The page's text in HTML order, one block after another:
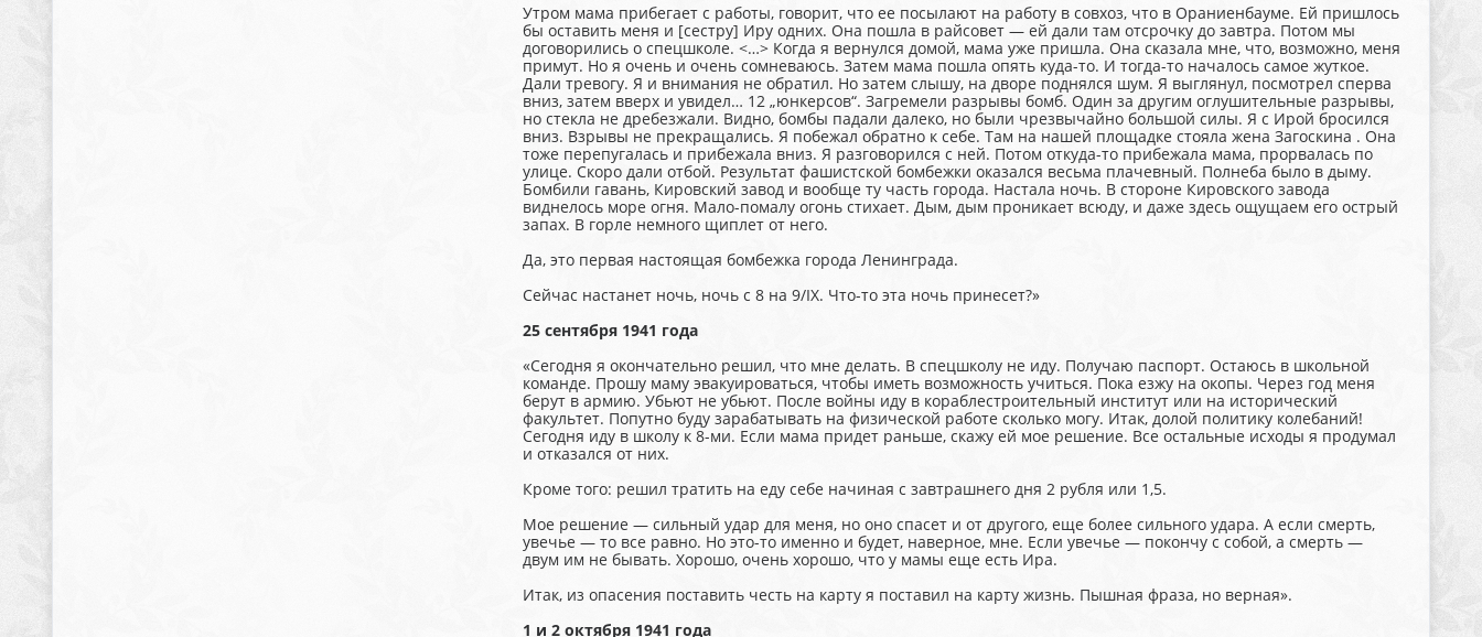
Утром мама прибегает с работы, говорит, что ее посылают на работу в сов­хоз, что в Ораниенбауме. Ей пришлось
бы оставить меня и [сестру] Иру одних. Она пошла в райсовет — ей дали там отсрочку до завтра. Потом мы
догово­рились о спец­школе. <…> Когда я вернулся домой, мама уже пришла. Она сказала мне, что, возможно, меня
примут. Но я очень и очень сомневаюсь. Затем мама пошла опять куда-то. И тогда-то началось самое жуткое.
Дали тревогу. Я и внимания не обратил. Но затем слышу, на дворе поднял­ся шум. Я выглянул, посмотрел сперва
вниз, затем вверх и увидел… 12 „юнкер­сов“. Загремели разрывы бомб. Один за другим оглушительные разрывы,
но стекла не дребезжали. Видно, бомбы падали далеко, но были чрезвычайно большой силы. Я с Ирой бросился
вниз. Взрывы не прекращались. Я побежал обратно к себе. Там на нашей площадке стояла жена Загоскина . Она
тоже перепугалась и прибежала вниз. Я разговорился с ней. Потом откуда-то прибе­жала мама, прорвалась по
улице. Скоро дали отбой. Результат фашистской бом­бежки оказался весьма плачевный. Полнеба было в дыму.
Бомбили гавань, Кировский завод и вообще ту часть города. Настала ночь. В стороне Кировского завода
виднелось море огня. Мало-помалу огонь стихает. Дым, дым проникает всюду, и даже здесь ощущаем его острый
запах. В горле немного щиплет от него.
Да, это первая настоящая бомбежка города Ленинграда.
Сейчас настанет ночь, ночь с 8 на 9/IX. Что-то эта ночь принесет?»
25 сентября 1941 года
«Сегодня я окончательно решил, что мне делать. В спецшколу не иду. Получаю паспорт. Остаюсь в школьной
команде. Прошу маму эвакуироваться, чтобы иметь возможность учиться. Пока езжу на окопы. Через год меня
берут в ар­мию. Убьют не убьют. После войны иду в кораблестроительный институт или на исторический
факультет. Попутно буду зарабатывать на физической работе сколько могу. Итак, долой политику колебаний!
Сегодня иду в школу к 8-ми. Если мама придет раньше, скажу ей мое решение. Все остальные исхо­ды я продумал
и отказался от них.
Кроме того: решил тратить на еду себе начиная с завтрашнего дня 2 рубля или 1,5.
Мое решение — сильный удар для меня, но оно спасет и от другого, еще более сильного удара. А если смерть,
увечье — то все равно. Но это-то именно и бу­дет, наверное, мне. Если увечье — покончу с собой, а смерть —
двум им не бы­вать. Хорошо, очень хорошо, что у мамы еще есть Ира.
Итак, из опасения поставить честь на карту я поставил на карту жизнь. Пыш­ная фраза, но верная».
1 и 2 октября 1941 года